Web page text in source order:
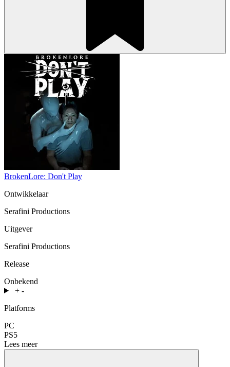
BrokenLore: Don't Play
Ontwikkelaar
Serafini Productions
Uitgever
Serafini Productions
Release
Onbekend
+ -
Platforms
PC
PS5
Lees meer